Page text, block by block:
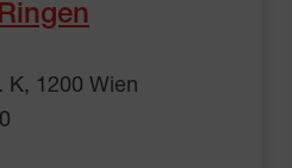
K, 1200 Wien